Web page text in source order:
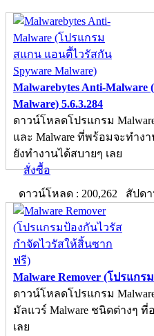
Malwarebytes Anti-
Malware) 5.6.3.284
ดาวน์โหลดโปรแกรม
และ Malware ที่พร้อมจะทำ
ยังทำงานได้สบายๆ เลย
สั่งซื้อ
ดาวน์โหลด : 200,262 สัปด
Malware Remover (โปรแก
ดาวน์โหลดโปรแกรม
มัลแวร์ Malware ชนิดต่างๆ
เลย